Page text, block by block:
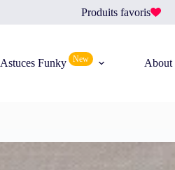
Produits favoris
Astuces Funky New About